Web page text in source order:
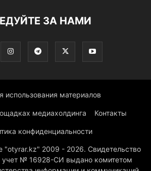
ЗА НАМИ
использования материалов
медиахолдинга Контакты
конфиденциальности
"otyrar.kz" 2009 - 2026. Свидетельство
учет № 16928-СИ выдано комитетом